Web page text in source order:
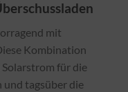
mit
Kombination
für die
und tagsüber die